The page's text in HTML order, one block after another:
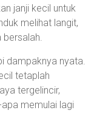
janji kecil untuk
melihat langit,
bersalah.
dampaknya nyata.
tetaplah
tergelincir,
memulai lagi